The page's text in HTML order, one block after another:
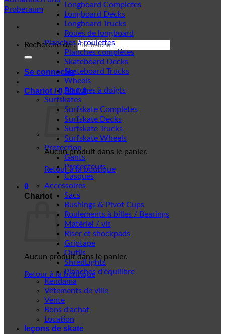
Recherche de :
Se connecter
Chariot /0,00€ 0
Aucun produit dans le panier.
Retour à la boutique
0
Chariot
Aucun produit dans le panier.
Retour à la boutique
Longboard Completes
Longboard Decks
Longboard Trucks
Roues de longboard
Planches à roulettes
Planches complètes
Skateboard Decks
Skateboard Trucks
Wheels
Planches à doigts
Surfskates
Surfskate Completes
Surfskate Decks
Surfskate Trucks
Surfskate Wheels
Protection
Gants
Protecteurs
Casques
Accessoires
Sacs
Bushings & Pivot Cups
Roulements à billes / Bearings
Matériel / vis
Riser et shockpads
Griptape
Outils
ShredLights
Planches d'équilibre
Kendama
Vêtements de ville
Vente
Bons d'achat
Location
leçons de skate